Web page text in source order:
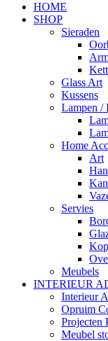
HOME
SHOP
Sieraden
Glass Art
Kussens
Lampen /
Home
Art
Servies
Meubels
INTERIEUR
Interieur
Opruim
Projecten
Meubel